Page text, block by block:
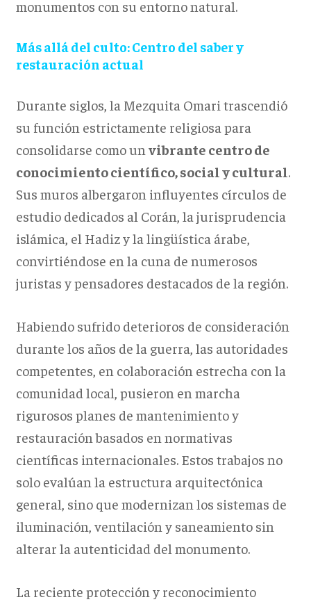
monumentos con su entorno natural.
Más allá del culto: Centro del saber y
restauración actual
Durante siglos, la Mezquita Omari trascendió
su función estrictamente religiosa para
consolidarse como un vibrante centro de
conocimiento científico, social y cultural.
Sus muros albergaron influyentes círculos de
estudio dedicados al Corán, la jurisprudencia
islámica, el Hadiz y la lingüística árabe,
convirtiéndose en la cuna de numerosos
juristas y pensadores destacados de la región.
Habiendo sufrido deterioros de consideración
durante los años de la guerra, las autoridades
competentes, en colaboración estrecha con la
comunidad local, pusieron en marcha
rigurosos planes de mantenimiento y
restauración basados en normativas
científicas internacionales. Estos trabajos no
solo evalúan la estructura arquitectónica
general, sino que modernizan los sistemas de
iluminación, ventilación y saneamiento sin
alterar la autenticidad del monumento.
La reciente protección y reconocimiento